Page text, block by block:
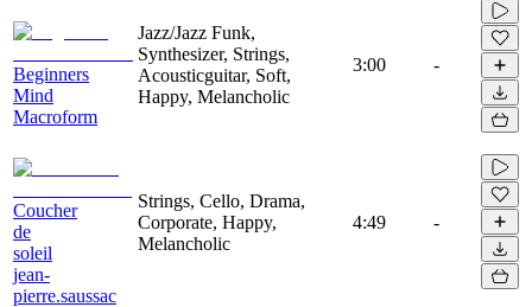
Beginners
Mind
Macroform
Jazz/Jazz Funk,
Synthesizer, Strings,
Acousticguitar, Soft,
Happy, Melancholic
3:00 -
Coucher
de
soleil
jean-
pierre.saussac
Strings, Cello, Drama,
Corporate, Happy,
Melancholic
4:49 -